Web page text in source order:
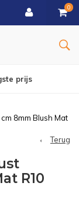
0
8mm Blush Mat
Terug
R10